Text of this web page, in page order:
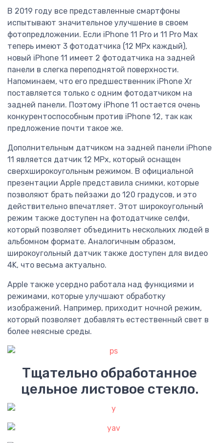
В 2019 году все представленные смартфоны
испытывают значительное улучшение в своем
фотопредложении. Если iPhone 11 Pro и 11 Pro Max
теперь имеют 3 фотодатчика (12 MPx каждый),
новый iPhone 11 имеет 2 фотодатчика на задней
панели в слегка переподнятой поверхности.
Напоминаем, что его предшественник iPhone Xr
поставляется только с одним фотодатчиком на
задней панели. Поэтому iPhone 11 остается очень
конкурентоспособным против iPhone 12, так как
предложение почти такое же.
Дополнительным датчиком на задней панели iPhone
11 является датчик 12 MPx, который оснащен
сверхширокоугольным режимом. В официальной
презентации Apple представила снимки, которые
позволяют брать пейзажи до 120 градусов, и это
действительно впечатляет. Этот широкоугольный
режим также доступен на фотодатчике селфи,
который позволяет объединить нескольких людей в
альбомном формате. Аналогичным образом,
широкоугольный датчик также доступен для видео
4K, что весьма актуально.
Apple также усердно работала над функциями и
режимами, которые улучшают обработку
изображений. Например, приходит ночной режим,
который позволяет добавлять естественный свет в
более неясные среды.
Тщательно обработанное
цельное листовое стекло.